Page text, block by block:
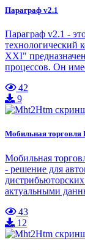
Параграф v2.1
Параграф v2.1 -
технологический
XXI"
процессов. Он
42
9
Мобильная торговля
Мобильная
- решение для
актуальными
43
12